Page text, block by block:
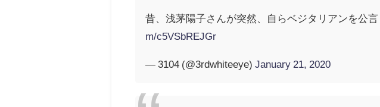
昔、浅茅陽子さんが突然、自らベジタリアンを公
m/c5VSbREJGr
— 3104 (@3rdwhiteeye)January 21, 2020